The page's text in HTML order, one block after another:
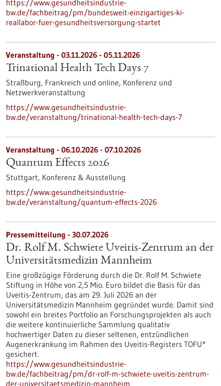
https://www.gesundheitsindustrie-
bw.de/fachbeitrag/pm/bundesweit-einzigartiges-ki-
reallabor-fuer-gesundheitsversorgung-startet
Veranstaltung - 03.11.2026 - 05.11.2026
Trinational Health Tech Days 7
Straßburg, Frankreich und online, Konferenz und
Netzwerkveranstaltung
https://www.gesundheitsindustrie-
bw.de/veranstaltung/trinational-health-tech-days-7
Veranstaltung - 06.10.2026 - 07.10.2026
Quantum Effects 2026
Stuttgart, Konferenz & Ausstellung
https://www.gesundheitsindustrie-
bw.de/veranstaltung/quantum-effects-2026
Pressemitteilung - 30.07.2026
Dr. Rolf M. Schwiete Uveitis-Zentrum an der
Universitätsmedizin Mannheim
Eine großzügige Förderung durch die Dr. Rolf M. Schwiete
Stiftung in Höhe von 2,5 Mio. Euro bildet die Basis für das
Uveitis-Zentrum, das am 29. Juli 2026 an der
Universitätsmedizin Mannheim gegründet wurde. Damit sind
sowohl ein breites Portfolio an Forschungsprojekten als auch
die weitere kontinuierliche Sammlung qualitativ
hochwertiger Daten zu dieser seltenen, entzündlichen
Augenerkrankung im Rahmen des Uveitis-Registers TOFU*
gesichert.
https://www.gesundheitsindustrie-
bw.de/fachbeitrag/pm/dr-rolf-m-schwiete-uveitis-zentrum-
der-universitaetsmedizin-mannheim